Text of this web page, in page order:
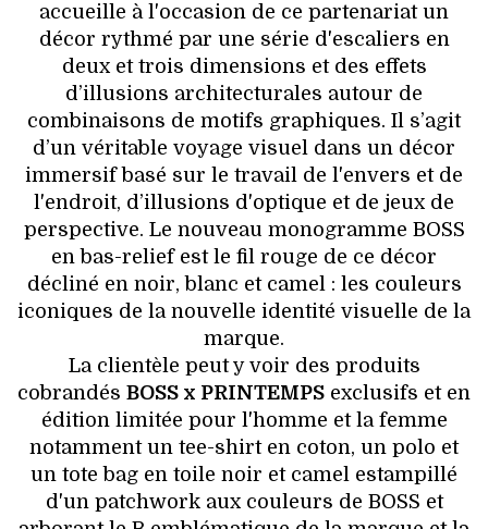
accueille à l'occasion de ce partenariat un
décor rythmé par une série d'escaliers en
deux et trois dimensions et des effets
d’illusions architecturales autour de
combinaisons de motifs graphiques. Il s’agit
d’un véritable voyage visuel dans un décor
immersif basé sur le travail de l'envers et de
l'endroit, d’illusions d'optique et de jeux de
perspective. Le nouveau monogramme BOSS
en bas-relief est le fil rouge de ce décor
décliné en noir, blanc et camel : les couleurs
iconiques de la nouvelle identité visuelle de la
marque.
La clientèle peut y voir des produits
cobrandés BOSS x PRINTEMPS exclusifs et en
édition limitée pour l'homme et la femme
notamment un tee-shirt en coton, un polo et
un tote bag en toile noir et camel estampillé
d'un patchwork aux couleurs de BOSS et